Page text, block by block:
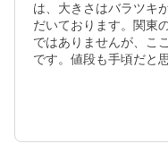
は、大きさはバラツキ
だいております。関東
ではありませんが、こ
です。値段も手頃だと